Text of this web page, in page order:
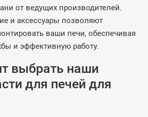
от ведущих производителей.
и аксессуары позволяют
ваши печи, обеспечивая
и эффективную работу.
выбрать наши
для печей для